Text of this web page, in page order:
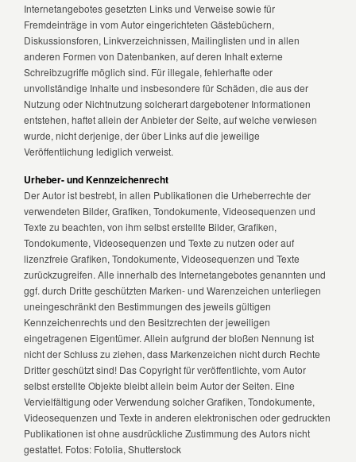
Internetangebotes gesetzten Links und Verweise sowie für
Fremdeinträge in vom Autor eingerichteten Gästebüchern,
Diskussionsforen, Linkverzeichnissen, Mailinglisten und in allen
anderen Formen von Datenbanken, auf deren Inhalt externe
Schreibzugriffe möglich sind. Für illegale, fehlerhafte oder
unvollständige Inhalte und insbesondere für Schäden, die aus der
Nutzung oder Nichtnutzung solcherart dargebotener Informationen
entstehen, haftet allein der Anbieter der Seite, auf welche verwiesen
wurde, nicht derjenige, der über Links auf die jeweilige
Veröffentlichung lediglich verweist.
Urheber- und Kennzeichenrecht
Der Autor ist bestrebt, in allen Publikationen die Urheberrechte der
verwendeten Bilder, Grafiken, Tondokumente, Videosequenzen und
Texte zu beachten, von ihm selbst erstellte Bilder, Grafiken,
Tondokumente, Videosequenzen und Texte zu nutzen oder auf
lizenzfreie Grafiken, Tondokumente, Videosequenzen und Texte
zurückzugreifen. Alle innerhalb des Internetangebotes genannten und
ggf. durch Dritte geschützten Marken- und Warenzeichen unterliegen
uneingeschränkt den Bestimmungen des jeweils gültigen
Kennzeichenrechts und den Besitzrechten der jeweiligen
eingetragenen Eigentümer. Allein aufgrund der bloßen Nennung ist
nicht der Schluss zu ziehen, dass Markenzeichen nicht durch Rechte
Dritter geschützt sind! Das Copyright für veröffentlichte, vom Autor
selbst erstellte Objekte bleibt allein beim Autor der Seiten. Eine
Vervielfältigung oder Verwendung solcher Grafiken, Tondokumente,
Videosequenzen und Texte in anderen elektronischen oder gedruckten
Publikationen ist ohne ausdrückliche Zustimmung des Autors nicht
gestattet. Fotos: Fotolia, Shutterstock